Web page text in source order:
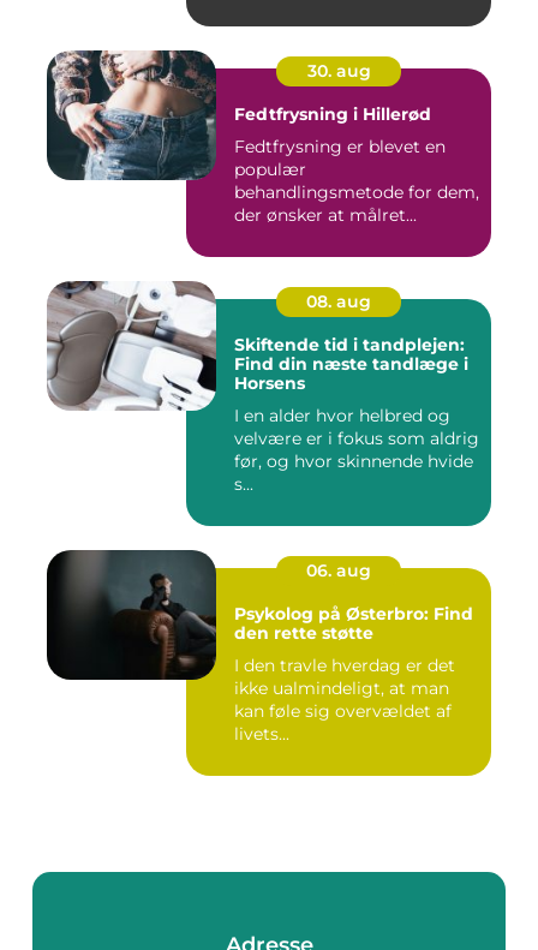
30. aug
Fedtfrysning i Hillerød
Fedtfrysning er blevet en
populær
behandlingsmetode for dem,
der ønsker at målret...
08. aug
Skiftende tid i tandplejen:
Find din næste tandlæge i
Horsens
I en alder hvor helbred og
velvære er i fokus som aldrig
før, og hvor skinnende hvide
s...
06. aug
Psykolog på Østerbro: Find
den rette støtte
I den travle hverdag er det
ikke ualmindeligt, at man
kan føle sig overvældet af
livets...